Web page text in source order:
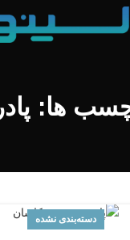
ها:
دسته‌بندی نشده